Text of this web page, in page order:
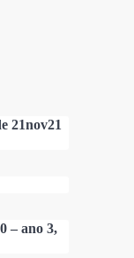
21nov21
– ano 3,